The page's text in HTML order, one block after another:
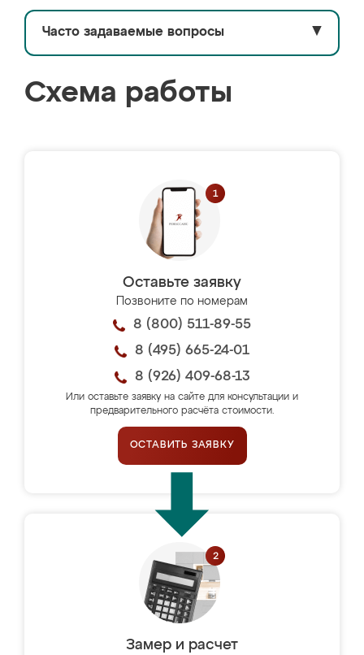
Часто задаваемые вопросы ▼
Схема работы
Оставьте заявку
Позвоните по номерам
8 (800) 511-89-55
8 (495) 665-24-01
8 (926) 409-68-13
Или оставьте заявку на сайте для консультации и
предварительного расчёта стоимости.
ОСТАВИТЬ ЗАЯВКУ
Замер и расчет